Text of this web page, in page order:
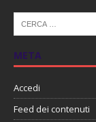
META
Accedi
Feed dei contenuti